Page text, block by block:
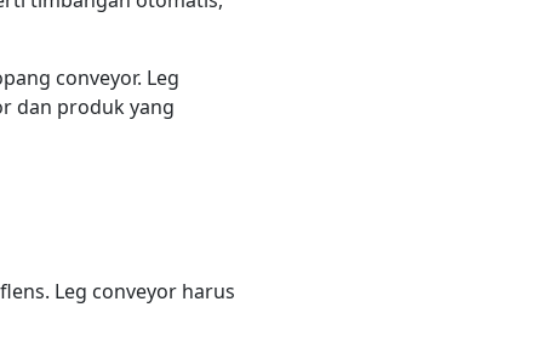
conveyor. Leg
dan produk yang
Leg conveyor harus